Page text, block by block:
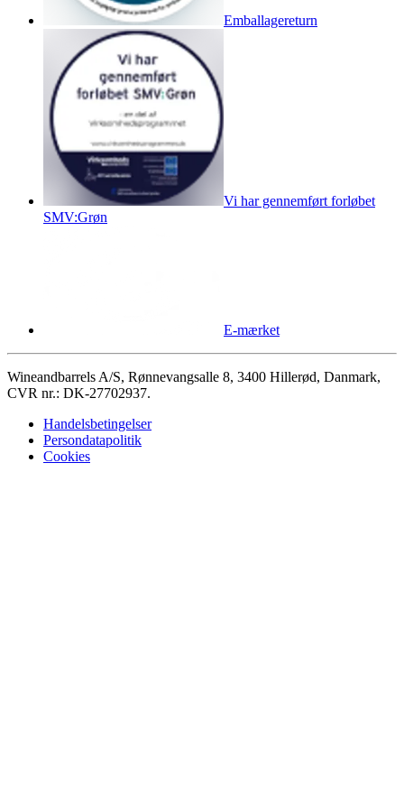
Emballagereturn
Vi har gennemført forløbet
SMV:Grøn
E-mærket
Wineandbarrels A/S, Rønnevangsalle 8, 3400 Hillerød, Danmark,
CVR nr.: DK-27702937.
Handelsbetingelser
Persondatapolitik
Cookies